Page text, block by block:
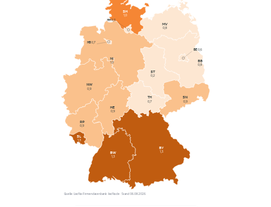
BW
1,3
BY
1,3
BB
0,8
HE
0,9
MV
0,8
NI
1,0
NW
0,9
RP
0,9
SL
1,3
ST
0,2
SN
0,9
SH
1,0
TH
0,7
BE0,6
HB0,7
HH0,3
Quelle: Listflix-Firmendatenbank · listflix.de · Stand 06.08.2026